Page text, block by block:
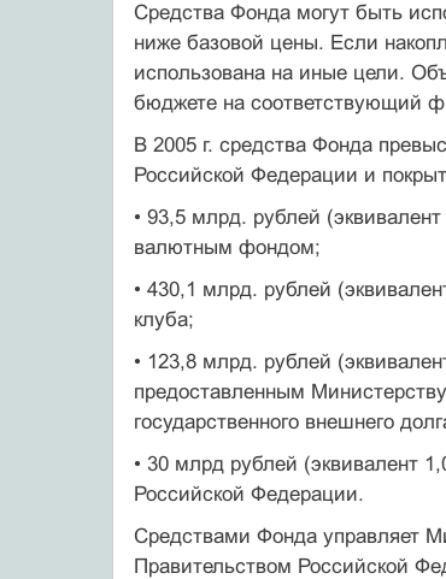
Средства Фонда могут быть
ниже базо­вой цены. Если
использована на иные це­ли.
бюджете на соответствующий
В 2005 г. средства Фонда
Российской Федерации и
• 93,5 млрд. рублей
валютным фон­дом;
• 430,1 млрд. рублей
клуба;
• 123,8 млрд. рублей
предоставлен­ным
государственного внешнего
• 30 млрд рублей (эквивалент
Российской Федерации.
Средствами Фонда управляет
Правительством Рос­сийской